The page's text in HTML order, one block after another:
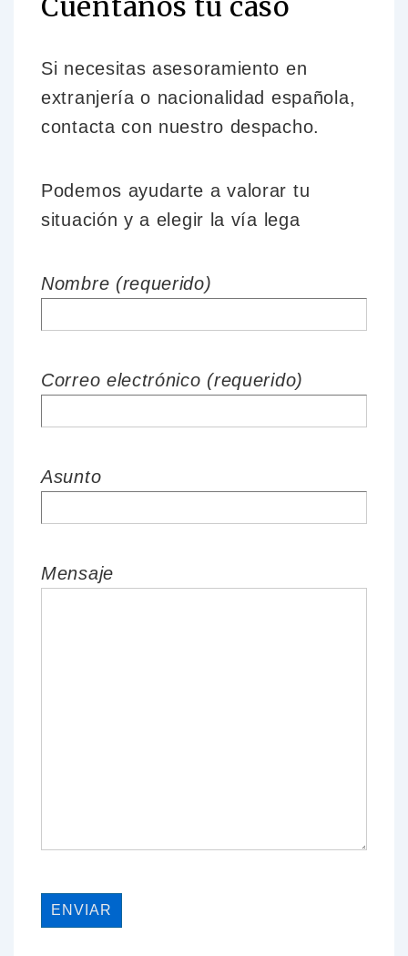
Si necesitas asesoramiento en
extranjería o nacionalidad española,
contacta con nuestro despacho.
Podemos ayudarte a valorar tu
situación y a elegir la vía lega
Nombre (requerido)
Correo electrónico (requerido)
Asunto
Mensaje